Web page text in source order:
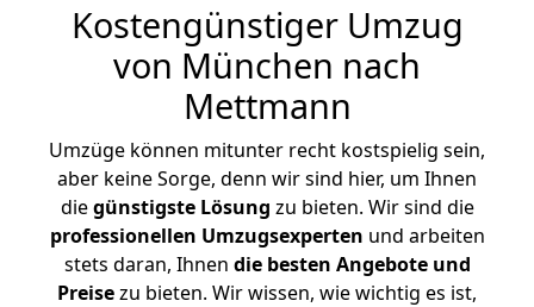
Kostengünstiger Umzug
von München nach
Mettmann
Umzüge können mitunter recht kostspielig sein,
aber keine Sorge, denn wir sind hier, um Ihnen
diegünstigste Lösung zu bieten. Wir sind die
professionellen Umzugsexperten und arbeiten
stets daran, Ihnen die besten Angebote und
Preisezu bieten. Wir wissen, wie wichtig es ist,